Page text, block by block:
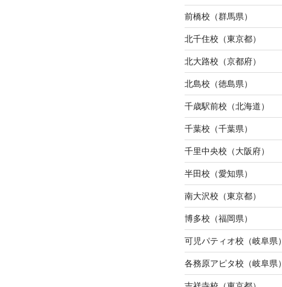
前橋校（群馬県）
北千住校（東京都）
北大路校（京都府）
北島校（徳島県）
千歳駅前校（北海道）
千葉校（千葉県）
千里中央校（大阪府）
半田校（愛知県）
南大沢校（東京都）
博多校（福岡県）
可児パティオ校（岐阜県）
各務原アピタ校（岐阜県）